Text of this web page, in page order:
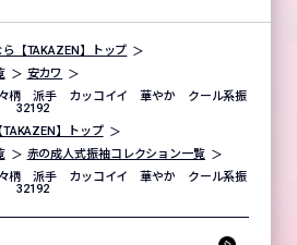
【TAKAZEN】トップ
安カワ
柄 派手 カッコイイ 華やか クール系振
32192
】トップ
赤の成人式振袖コレクション一覧
柄 派手 カッコイイ 華やか クール系振
32192